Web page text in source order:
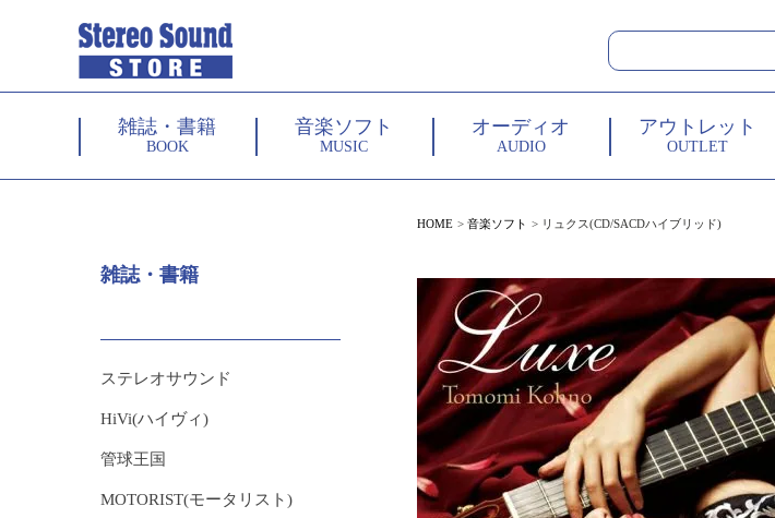
雑誌・書籍
BOOK
音楽ソフト
MUSIC
オーディオ
AUDIO
アウトレット
OUTLET
雑誌・書籍
ステレオサウンド
HiVi(ハイヴィ)
管球王国
MOTORIST(モータリスト)
HOME 音楽ソフト リュクス(CD/SACDハイブリッド)